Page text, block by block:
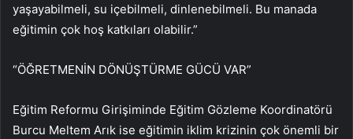
yaşayabilmeli, su içebilmeli, dinlenebilmeli. Bu manada
eğitimin çok hoş katkıları olabilir.”
“ÖĞRETMENİN DÖNÜŞTÜRME GÜCÜ VAR”
Eğitim Reformu Girişiminde Eğitim Gözleme Koordinatörü
Burcu Meltem Arık ise eğitimin iklim krizinin çok önemli bir